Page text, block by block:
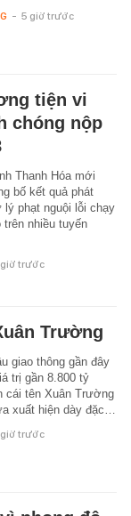
- 5 giờ trước
tiện vi
chóng nộp
Thanh Hóa mới
bố kết quả phát
lý phạt nguội lỗi chạy
trên nhiều tuyến
trước
Trường
giao thông gần đây
trị gần 8.800 tỷ
cái tên Xuân Trường
xuất hiện dày đặc…
trước